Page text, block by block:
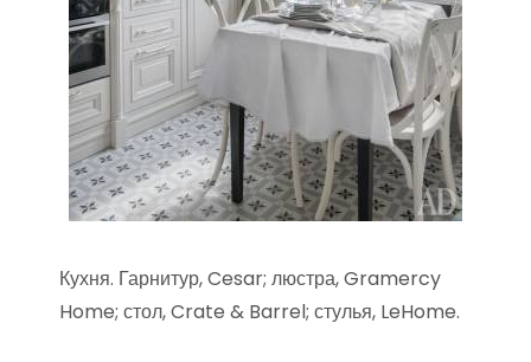
Кухня. Гарнитур, Cesar; люстра, Gramercy
Home; стол, Crate & Barrel; стулья, LeHome.